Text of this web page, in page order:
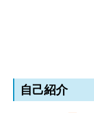
自己紹介